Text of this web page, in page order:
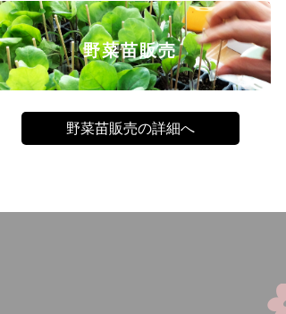
野菜苗販売
野菜苗販売の詳細へ